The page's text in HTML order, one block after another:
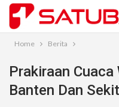
Home Berita
Prakiraan
Banten Dan